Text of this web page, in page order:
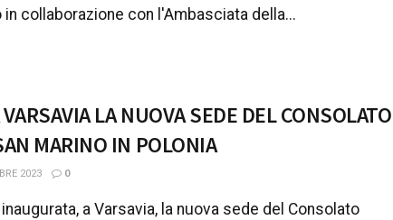
in collaborazione con l'Ambasciata della...
LA NUOVA SEDE DEL CONSOLATO
MARINO IN POLONIA
2023 0
a Varsavia, la nuova sede del Consolato